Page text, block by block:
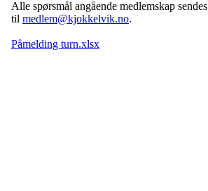
Alle spørsmål angående medlemskap sendes
til medlem@kjokkelvik.no.
Påmelding turn.xlsx